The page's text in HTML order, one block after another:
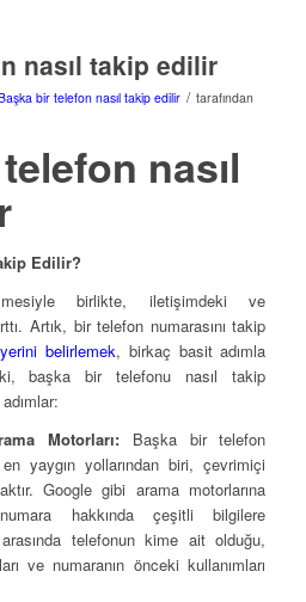
nasıl takip edilir
bir telefon nasıl takip edilir / tarafından
nasıl
Edilir?
birlikte, iletişimdeki ve
Artık, bir telefon numarasını takip
belirlemek, birkaç basit adımla
başka bir telefonu nasıl takip
Motorları:Başka bir telefon
yaygın yollarından biri, çevrimiçi
Google gibi arama motorlarına
hakkında çeşitli bilgilere
telefonun kime ait olduğu,
ve numaranın önceki kullanımları